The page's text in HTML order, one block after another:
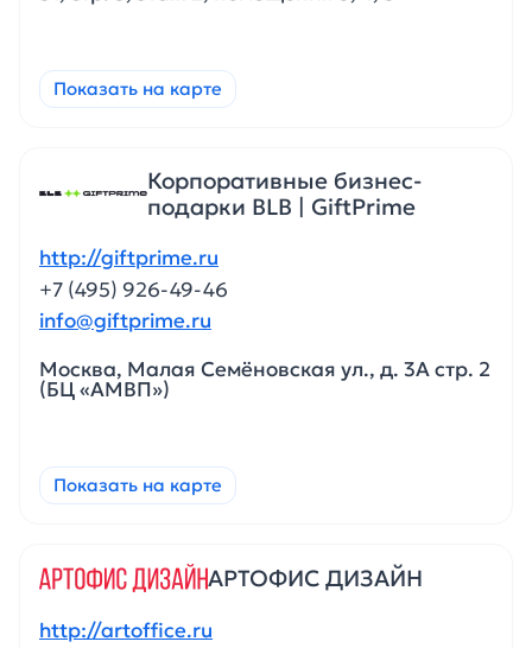
Показать на карте
Корпоративные бизнес-
подарки BLB | GiftPrime
http://giftprime.ru
+7 (495) 926-49-46
info@giftprime.ru
Москва, Малая Семёновская ул., д. 3А стр. 2
(БЦ «АМВП»)
Показать на карте
АРТОФИС ДИЗАЙН
http://artoffice.ru